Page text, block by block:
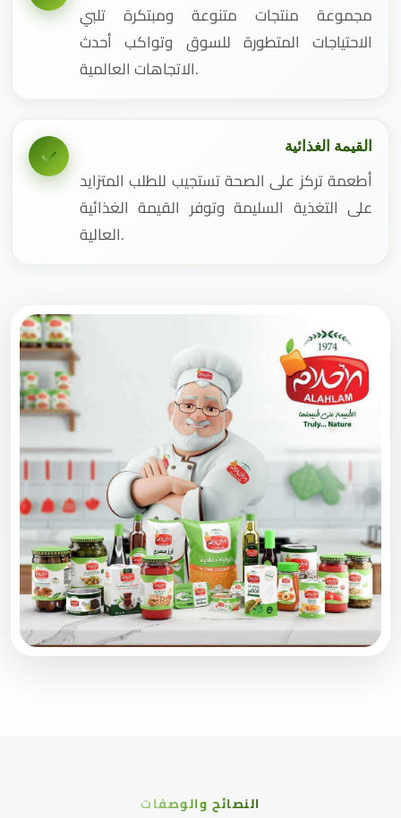
مجموعة منتجات متنوعة ومبتكرة تلبي
الاحتياجات المتطورة للسوق وتواكب أحدث
الاتجاهات العالمية.
القيمة الغذائية
أطعمة تركز على الصحة تستجيب للطلب المتزايد
على التغذية السليمة وتوفر القيمة الغذائية
العالية.
النصائح والوصفات